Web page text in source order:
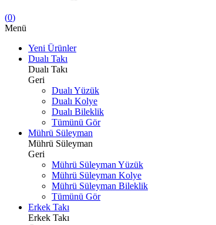
(0)
Menü
Yeni Ürünler
Dualı Takı
Dualı Takı
Geri
Dualı Yüzük
Dualı Kolye
Dualı Bileklik
Tümünü Gör
Mührü Süleyman
Mührü Süleyman
Geri
Mührü Süleyman Yüzük
Mührü Süleyman Kolye
Mührü Süleyman Bileklik
Tümünü Gör
Erkek Takı
Erkek Takı